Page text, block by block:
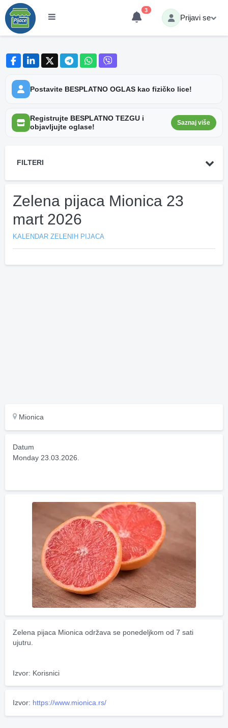
3
Prijavi se
Postavite BESPLATNO OGLAS kao fizičko lice!
Registrujte BESPLATNO TEZGU i
objavljujte oglase!
Saznaj više
FILTERI
Zelena pijaca Mionica 23
mart 2026
KALENDAR ZELENIH PIJACA
Mionica
Datum
Monday 23.03.2026.
Zelena pijaca Mionica održava se ponedeljkom od 7 sati
ujutru.
Izvor: Korisnici
Izvor: https://www.mionica.rs/